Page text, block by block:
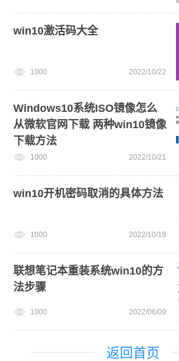
win10激活码大全
1000 2022/10/22
Windows10系统ISO镜像怎么
从微软官网下载 两种win10镜像
下载方法
1000 2022/10/21
win10开机密码取消的具体方法
1000 2022/10/19
联想笔记本重装系统win10的方
法步骤
1000 2022/06/09
返回首页